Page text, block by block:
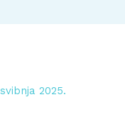
2025.